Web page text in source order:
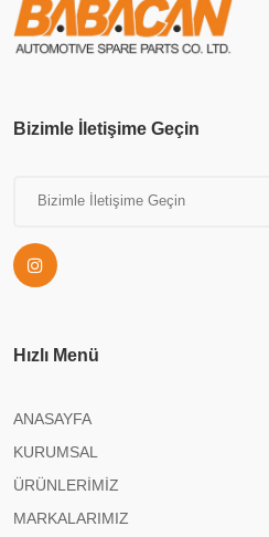
Bizimle İletişime Geçin
Hızlı Menü
ANASAYFA
KURUMSAL
ÜRÜNLERİMİZ
MARKALARIMIZ